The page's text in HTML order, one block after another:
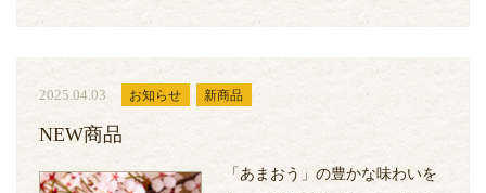
2025.04.03 お知らせ 新商品
NEW商品
「あまおう」の豊かな味わいを